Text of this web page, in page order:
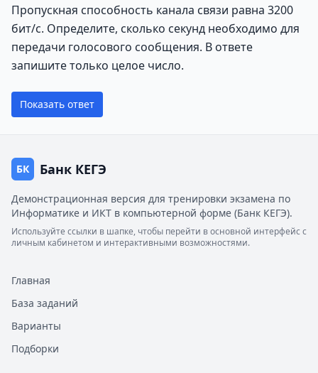
Пропускная способность канала связи равна 3200
бит/с. Определите, сколько секунд необходимо для
передачи голосового сообщения. В ответе
запишите только целое число.
Показать ответ
БК Банк КЕГЭ
Демонстрационная версия для тренировки экзамена по
Информатике и ИКТ в компьютерной форме (Банк КЕГЭ).
Используйте ссылки в шапке, чтобы перейти в основной интерфейс с
личным кабинетом и интерактивными возможностями.
Главная
База заданий
Варианты
Подборки